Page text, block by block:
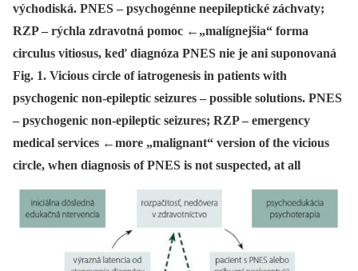
východiská. PNES – psychogénne neepileptické záchvaty;
RZP – rýchla zdravotná pomoc ←„malígnejšia“ forma
circulus vitiosus, keď diagnóza PNES nie je ani suponovaná
Fig. 1. Vicious circle of iatrogenesis in patients with
psychogenic non-epileptic seizures – possible solutions. PNES
– psychogenic non-epileptic seizures; RZP – emergency
medical services ←more „malignant“ version of the vicious
circle, when diagnosis of PNES is not suspected, at all